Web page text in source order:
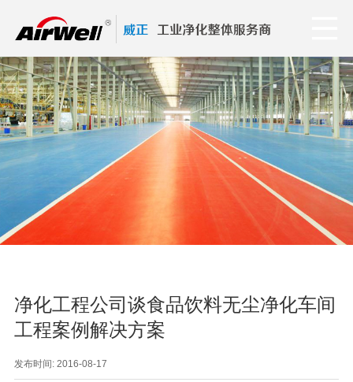
净化工程公司谈食品饮料无尘净化车间
工程案例解决方案
发布时间: 2016-08-17